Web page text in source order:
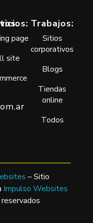
page
site
Trabajos:
Sitios
corporativos
Blogs
Tiendas
online
Todos
– Sitio
Impulso Websites